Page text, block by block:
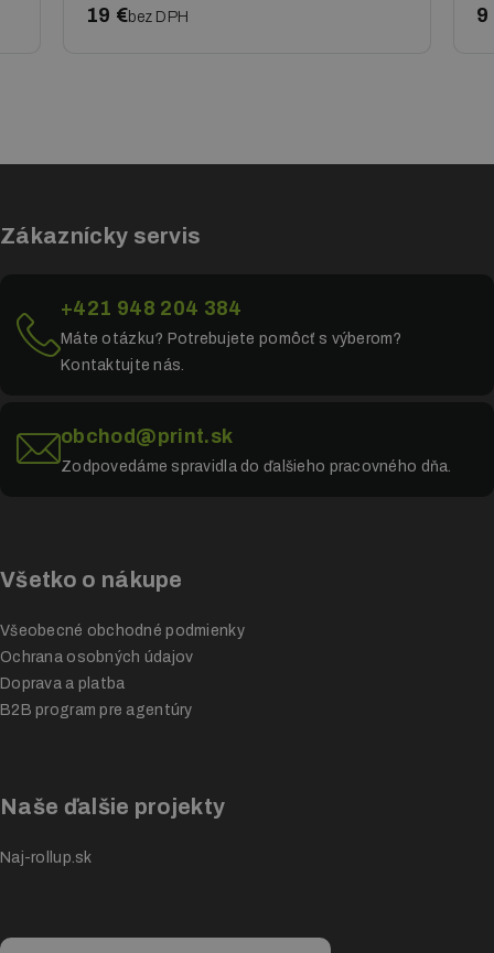
19 €bez DPH 9
Zákaznícky servis
+421 948 204 384
Máte otázku? Potrebujete pomôcť s výberom?
Kontaktujte nás.
obchod@print.sk
Zodpovedáme spravidla do ďalšieho pracovného dňa.
Všetko o nákupe
Všeobecné obchodné podmienky
Ochrana osobných údajov
Doprava a platba
B2B program pre agentúry
Naše ďalšie projekty
Naj-rollup.sk